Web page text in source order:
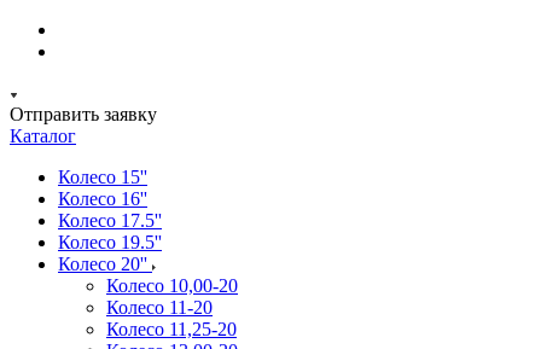
Отправить заявку
Каталог
Колесо 15''
Колесо 16''
Колесо 17.5''
Колесо 19.5''
Колесо 20''
Колесо 10,00-20
Колесо 11-20
Колесо 11,25-20